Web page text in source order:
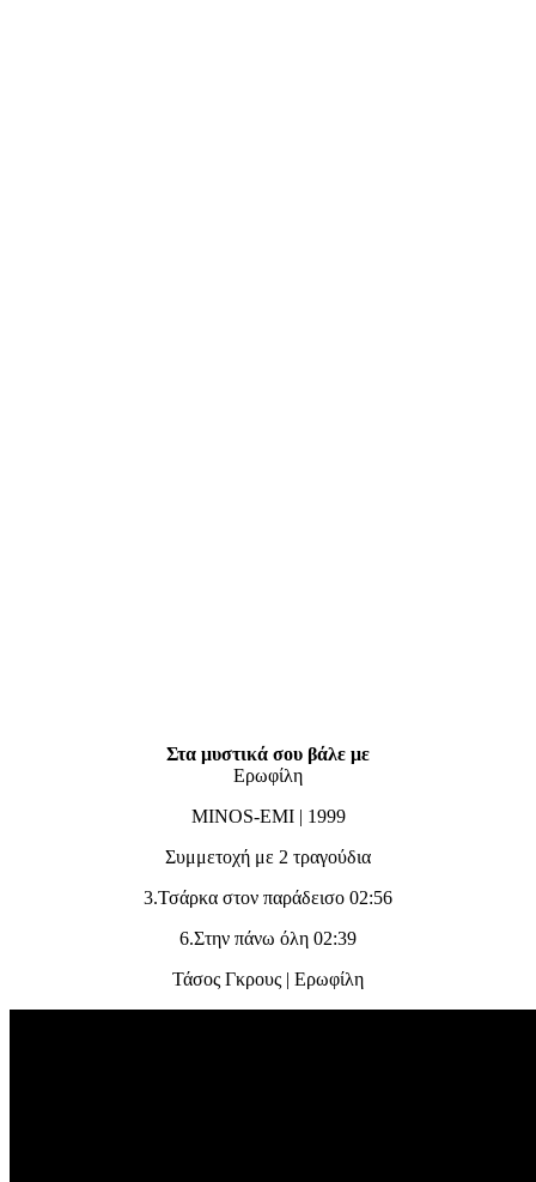
Στα μυστικά σου βάλε με
Ερωφίλη
MINOS-EMI | 1999
Συμμετοχή με 2 τραγούδια
3.Τσάρκα στον παράδεισο 02:56
6.Στην πάνω όλη 02:39
Τάσος Γκρους | Ερωφίλη